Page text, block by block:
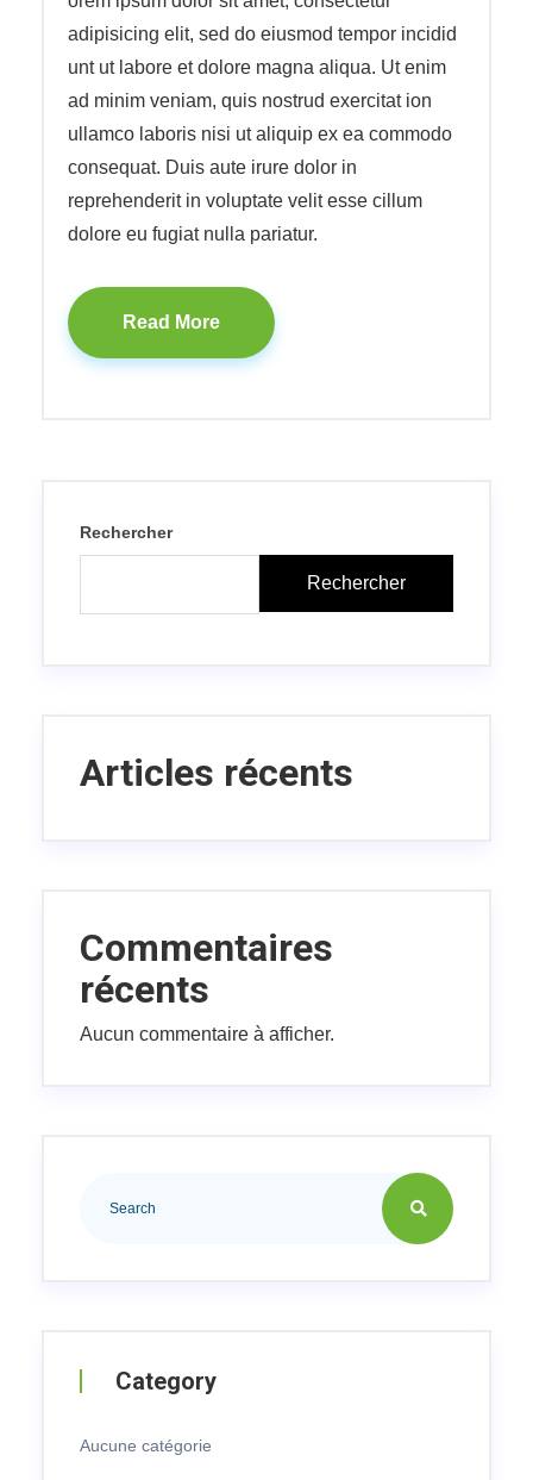
adipisicing elit, sed do eiusmod tempor incidid
unt ut labore et dolore magna aliqua. Ut enim
ad minim veniam, quis nostrud exercitat ion
ullamco laboris nisi ut aliquip ex ea commodo
consequat. Duis aute irure dolor in
reprehenderit in voluptate velit esse cillum
dolore eu fugiat nulla pariatur.
Read More
Rechercher
Rechercher
Articles récents
Commentaires
récents
Aucun commentaire à afficher.
Category
Aucune catégorie